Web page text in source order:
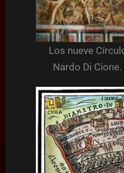
Los nueve
Nardo Di